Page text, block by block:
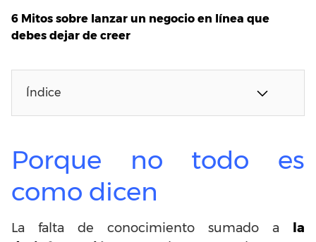
6 Mitos sobre lanzar un negocio en línea que
debes dejar de creer
Índice
Porque no todo es
como dicen
La falta de conocimiento sumado a la